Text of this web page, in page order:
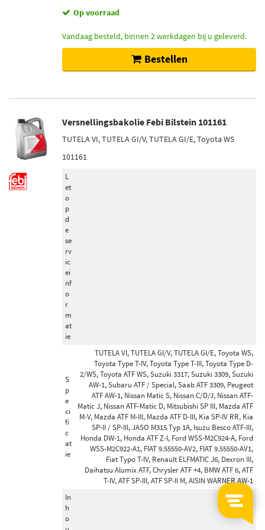
Op voorraad
Vandaag besteld, binnen 2 werkdagen bij u geleverd.
Bestellen
Versnellingsbakolie Febi Bilstein 101161
TUTELA VI, TUTELA GI/V, TUTELA GI/E, Toyota WS
101161
L
et
o
p
d
e
se
rv
ic
ei
nf
o
r
m
at
ie
S
p
e
ci
fi
c
at
ie
TUTELA VI, TUTELA GI/V, TUTELA GI/E, Toyota WS,
Toyota Type T-IV, Toyota Type T-III, Toyota Type D-
2/WS, Toyota ATF WS, Suzuki 3317, Suzuki 3309, Suzuki
AW-1, Subaru ATF / Special, Saab ATF 3309, Peugeot
ATF AW-1, Nissan Matic S, Nissan C/D/J, Nissan ATF-
Matic J, Nissan ATF-Matic D, Mitsubishi SP III, Mazda ATF
M-V, Mazda ATF M-III, Mazda ATF D-III, Kia SP-IV RR, Kia
SP-II / SP-III, JASO M315 Typ 1A, Isuzu Besco ATF-III,
Honda DW-1, Honda ATF Z-I, Ford WSS-M2C924-A, Ford
WSS-M2C922-A1, FIAT 9.55550-AV2, FIAT 9.55550-AV1,
Fiat Typo T-IV, Renault ELFMATIC J6, Dexron III,
Daihatsu Alumix ATF, Chrysler ATF +4, BMW ATF 6, ATF
T-IV, ATF SP-III, ATF SP-II M, AISIN WARNER AW-1
In
h
o